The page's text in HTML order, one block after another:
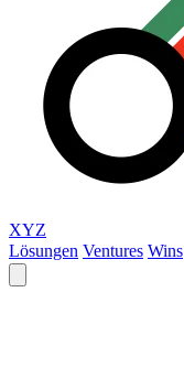
XYZ
Lösungen Ventures Wins